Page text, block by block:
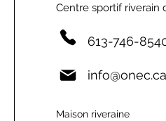
Centre sportif riverain
613-746-
info@onec.ca
Maison riveraine